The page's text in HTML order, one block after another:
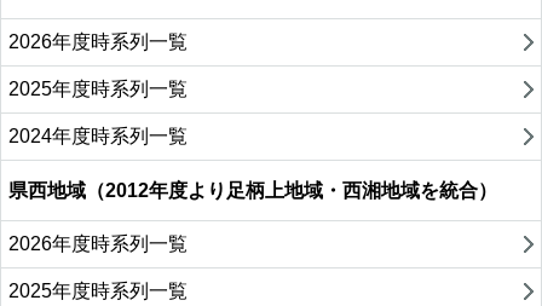
2026年度時系列一覧
2025年度時系列一覧
2024年度時系列一覧
県西地域（2012年度より足柄上地域・西湘地域を統合）
2026年度時系列一覧
2025年度時系列一覧